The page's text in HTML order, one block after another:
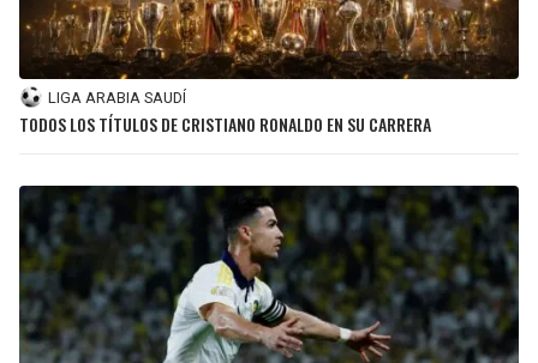
LIGA ARABIA SAUDÍ
TODOS LOS TÍTULOS DE CRISTIANO RONALDO EN SU CARRERA